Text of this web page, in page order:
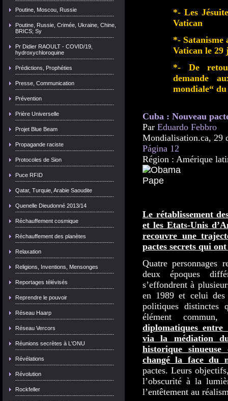
Poutine, Moscou, Russie
Poutine, Russie, Crimée, Ukraine, Chine,
BRICS; Sy
Pr Didier RAOULT - COVID/19,
hydroxychloroquine
Prédictions, Prophéties
Presse, Communication
Prévention
Prière Universelle
Projet Blue Beam
Propagande raciste
Protocoles de Sion
Puce RFID
Qatar, Turquie, Arabie Saoudite
Quenelle Dieudonné 2013/14
Réchauffement cosmique
Réchauffement des planètes
Relaxation
Religions, Inventions, Mensonges
Reportages télévisés
Reprendre le pouvoir
Réseau Haarp
Réseau Vercors
Réunions secrètes à L'ONU
Révélations
Révolution
Rockfeller
*- Les
Vatican
*- Satanisme
Vatican le 29
*- De
demande
mondiale“
Cuba : Nouveau
Par Eduardo Febbro
Mondialisation.ca, 29
Página 12
Région : Amérique
Le rétablissement
et les Etats-Unis
recouvre une
pactes secrets qui
Quatre personnages
deux époques
s’effondrent à
en 1989 et celui des
politiques distinctes
élément
diplomatiques
via la médiation
historique
changé la face du
pactes. Leurs
l’obscurité à la
l’entêtement au